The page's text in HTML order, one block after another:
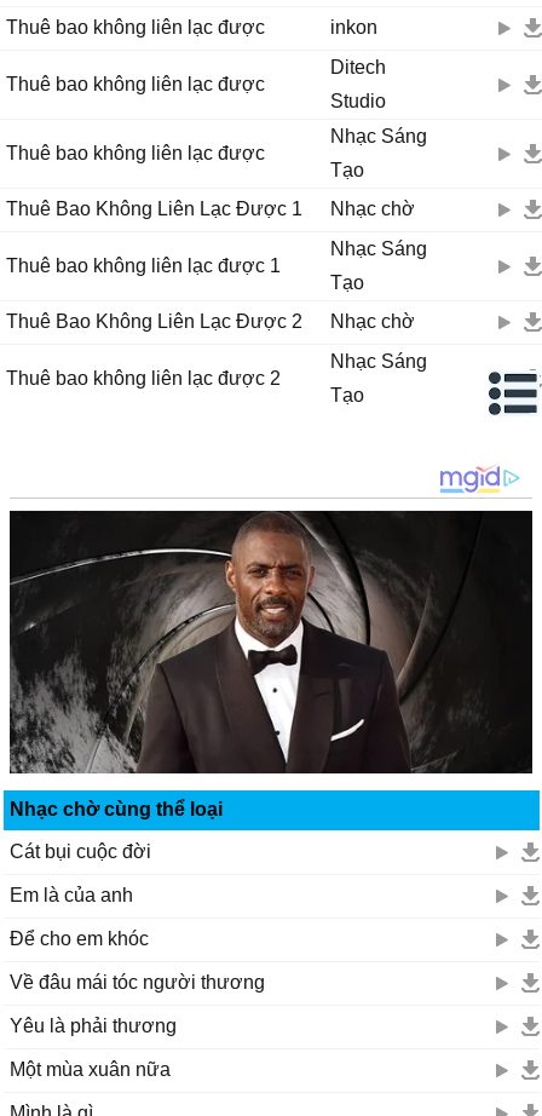
Thuê bao không liên lạc được
inkon
Thuê bao không liên lạc được
Ditech
Studio
Thuê bao không liên lạc được
Nhạc Sáng
Tạo
Thuê Bao Không Liên Lạc Được 1
Nhạc chờ
Thuê bao không liên lạc được 1
Nhạc Sáng
Tạo
Thuê Bao Không Liên Lạc Được 2
Nhạc chờ
Thuê bao không liên lạc được 2
Nhạc Sáng
Tạo
Nhạc chờ cùng thể loại
Cát bụi cuộc đời
Em là của anh
Để cho em khóc
Về đâu mái tóc người thương
Yêu là phải thương
Một mùa xuân nữa